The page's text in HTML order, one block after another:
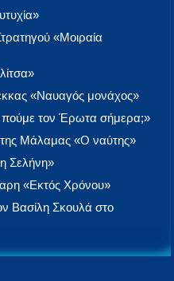
«Μοιραία
«Ναυαγός μονάχος»
τον Έρωτα σήμερα;»
Μάλαμας «Ο ναύτης»
Σελήνη»
«Εκτός Χρόνου»
Βασίλη Σκουλά στο